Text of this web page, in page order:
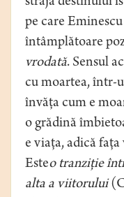
pe care
întâmplătoare
vrodată. Sensul
cu moartea, într-
învăţa cum e
o grădină
e viaţa, adică
Esteo tranziţie
alta a viitorului